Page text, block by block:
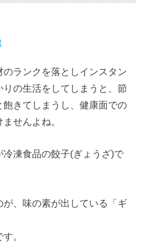
ランクを落としインスタン
りの生活をしてしまうと、節
きてしまうし、健康面での
せんよね。
凍食品の餃子(ぎょうざ)で
、味の素が出している「ギ
。